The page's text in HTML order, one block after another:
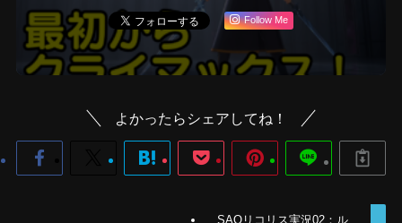
Follow Me
よかったらシェアしてね！
SAOリコリス実況02：ル